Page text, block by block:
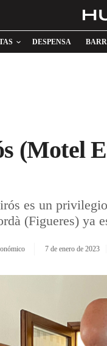
DESPENSA
(Motel
es un
(Figueres) ya
7 de enero de 2023